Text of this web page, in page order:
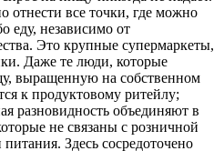
отнести все точки, где можно
еду, независимо от
Это крупные супермаркеты,
Даже те люди, которые
выращенную на собственном
к продуктовому ритейлу;
разновидность объединяют в
не связаны с розничной
Здесь сосредоточено